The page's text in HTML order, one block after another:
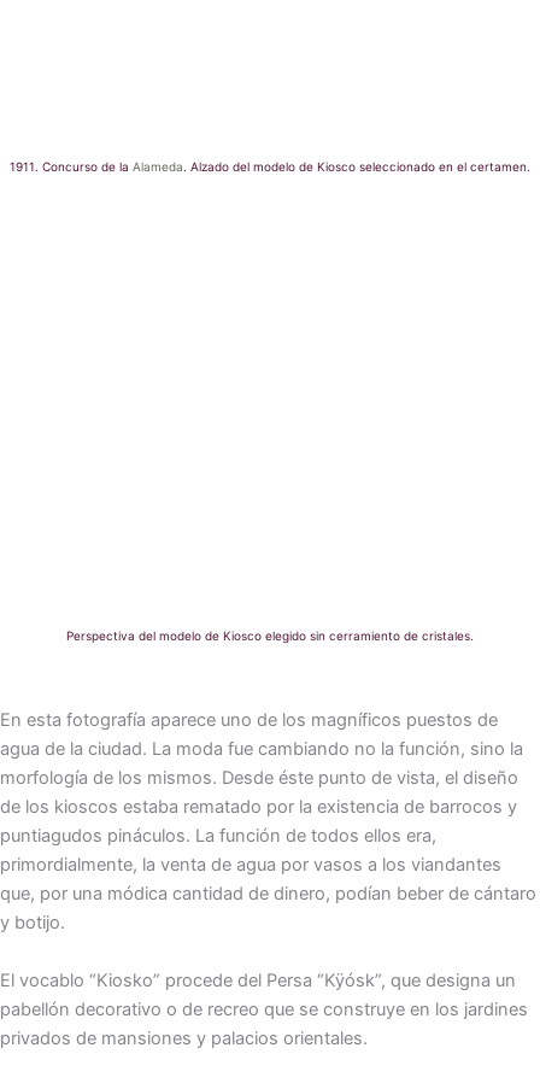
1911. Concurso de la Alameda. Alzado del modelo de Kiosco seleccionado en el certamen.
Perspectiva del modelo de Kiosco elegido sin cerramiento de cristales.
En esta fotografía aparece uno de los magníficos puestos de
agua de la ciudad. La moda fue cambiando no la función, sino la
morfología de los mismos. Desde éste punto de vista, el diseño
de los kioscos estaba rematado por la existencia de barrocos y
puntiagudos pináculos. La función de todos ellos era,
primordialmente, la venta de agua por vasos a los viandantes
que, por una módica cantidad de dinero, podían beber de cántaro
y botijo.
El vocablo “Kiosko” procede del Persa “Kÿósk”, que designa un
pabellón decorativo o de recreo que se construye en los jardines
privados de mansiones y palacios orientales.